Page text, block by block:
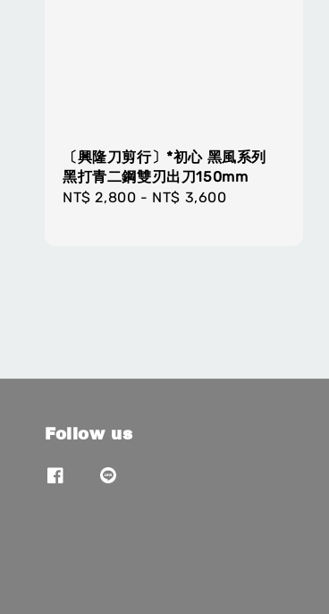
〔興隆刀剪行〕*初心 黑風系列
黑打青二鋼雙刃出刀150mm
Regular
NT$ 2,800 - NT$ 3,600
Follow us